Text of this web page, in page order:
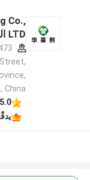
Co.,
LTD الملف الشركة المصنعة
China ,الصين
5.0